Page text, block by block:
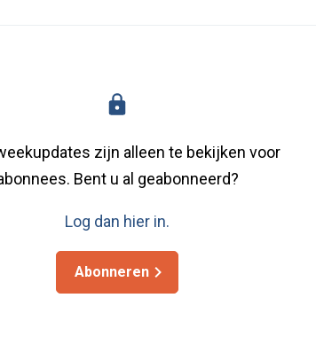
zijn alleen te bekijken voor
Bent u al geabonneerd?
Log dan hier in.
Abonneren